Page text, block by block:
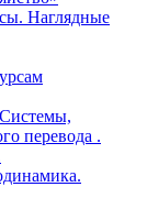
Наглядные
перевода .